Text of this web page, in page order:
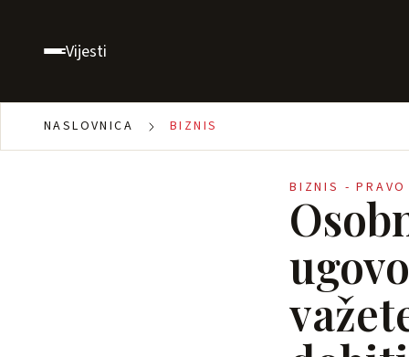
Vijesti
NASLOVNICA BIZNIS
BIZNIS -